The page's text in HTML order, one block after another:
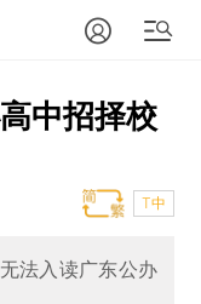
中招择校
T中
法入读广东公办